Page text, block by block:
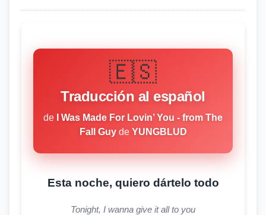
🇪🇸
Traducción al español
de
I Was Made For Lovin’ You - from The
Fall Guyde YUNGBLUD
Esta noche, quiero dártelo todo
Tonight, I wanna give it all to you